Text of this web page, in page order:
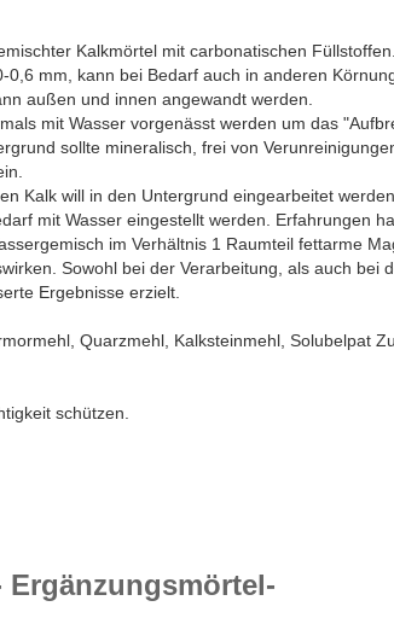
Kalkmörtel mit carbonatischen
mm, kann bei Bedarf auch in anderen
außen und innen angewandt werden.
mit Wasser vorgenässt werden um das
sollte mineralisch, frei von
Kalk will in den Untergrund eingearbeitet
mit Wasser eingestellt werden. Erfahrungen
im Verhältnis 1 Raumteil fettarme
Sowohl bei der Verarbeitung, als auch bei
Ergebnisse erzielt.
Quarzmehl, Kalksteinmehl, Solubelpat
schützen.
Ergänzungsmörtel-